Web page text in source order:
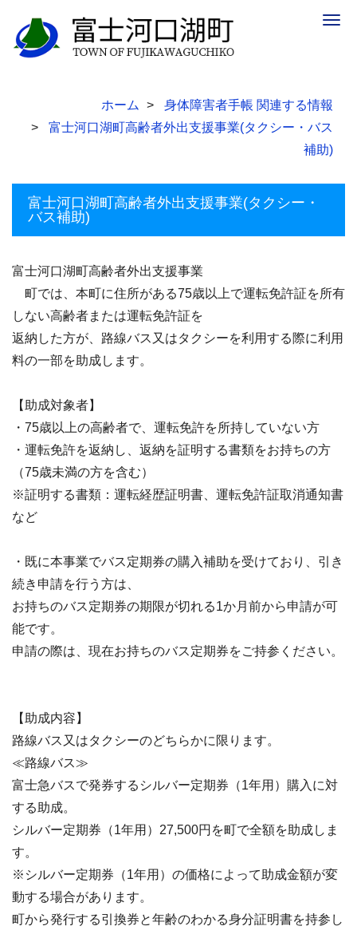
ホーム
身体障害者手帳 関連する情報
富士河口湖町高齢者外出支援事業(タクシー・バス
補助)
富士河口湖町高齢者外出支援事業(タクシー・
バス補助)
富士河口湖町高齢者外出支援事業
町では、本町に住所がある75歳以上で運転免許証を所有
しない高齢者または運転免許証を
返納した方が、路線バス又はタクシーを利用する際に利用
料の一部を助成します。
【助成対象者】
・75歳以上の高齢者で、運転免許を所持していない方
・運転免許を返納し、返納を証明する書類をお持ちの方
（75歳未満の方を含む）
※証明する書類：運転経歴証明書、運転免許証取消通知書
など
・既に本事業でバス定期券の購入補助を受けており、引き
続き申請を行う方は、
お持ちのバス定期券の期限が切れる1か月前から申請が可
能です。
申請の際は、現在お持ちのバス定期券をご持参ください。
【助成内容】
路線バス又はタクシーのどちらかに限ります。
≪路線バス≫
富士急バスで発券するシルバー定期券（1年用）購入に対
する助成。
シルバー定期券（1年用）27,500円を町で全額を助成しま
す。
※シルバー定期券（1年用）の価格によって助成金額が変
動する場合があります。
町から発行する引換券と年齢のわかる身分証明書を持参し